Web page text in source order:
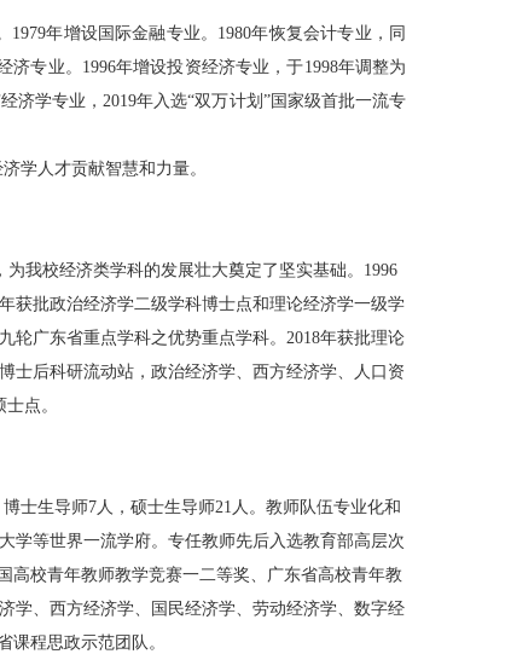
1979年增设国际金融专业。 1980年恢复会计专业，同
济专业。 1996年增设投资经济专业，于1998年调整为
济学专业，2019年入选“双万计划”国家级首批一流专
学人才贡献智慧和力量。
我校经济类学科的发展壮大奠定了坚实基础。 1996
年获批政治经济学二级学科博士点和理论经济学一级学
轮广东省重点学科之优势重点学科。 2018年获批理论
士后科研流动站，政治经济学、西方经济学、人口资
士点。
博士生导师7人，硕士生导师21 人。 教师队伍专业化和
学等世界一流学府。 专任教师先后入选教育部高层次
校青年教师教学竞赛一二等奖、 广东省高校青年教
、西方经济学、国民经济学、劳动经济学、 数字经
课程思政示范团队。